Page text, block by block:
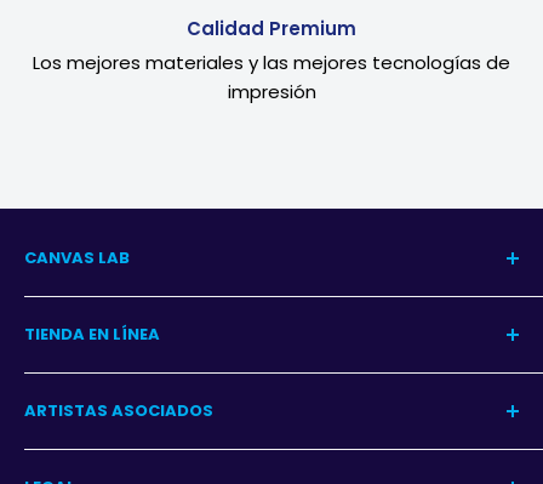
Calidad Premium
Los mejores materiales y las mejores tecnologías de
impresión
CANVAS LAB
Nuestra Historia
Blog del Arte
Blog Decoración
Contacto
TIENDA EN LÍNEA
Centro de Ayuda
Garantía
ARTISTAS ASOCIADOS
Programa